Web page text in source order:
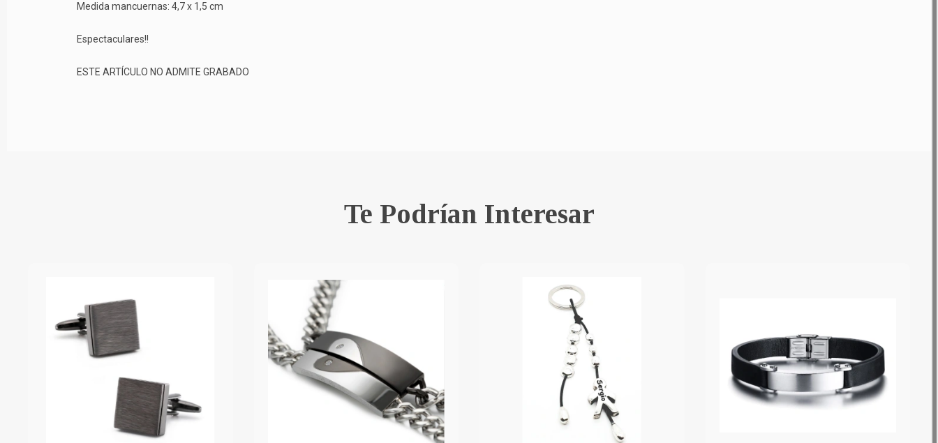
Medida mancuernas: 4,7 x 1,5 cm
Espectaculares!!
ESTE ARTÍCULO NO ADMITE GRABADO
Te Podrían Interesar